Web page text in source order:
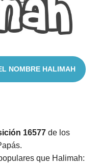
NOMBRE HALIMAH
16577 de los
que Halimah: